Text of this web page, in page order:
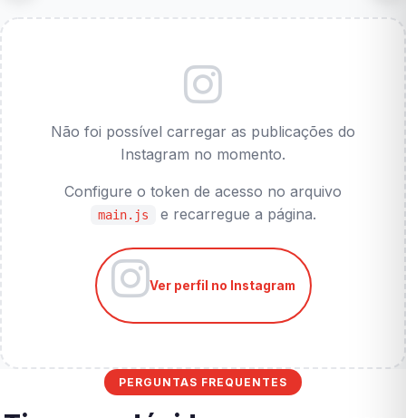
Não foi possível carregar as publicações do
Instagram no momento.
Configure o token de acesso no arquivo
main.js e recarregue a página.
Ver perfil no Instagram
PERGUNTAS FREQUENTES